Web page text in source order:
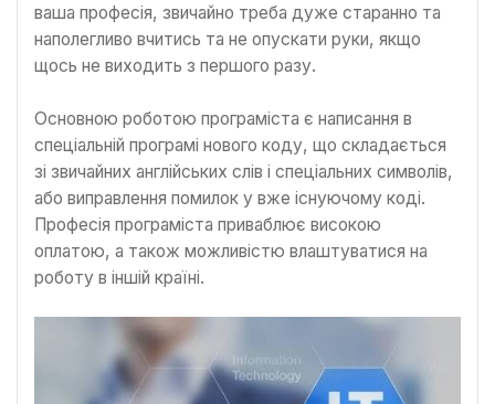
ваша професія, звичайно треба дуже старанно та
наполегливо вчитись та не опускати руки, якщо
щось не виходить з першого разу.
Основною роботою програміста є написання в
спеціальній програмі нового коду, що складається
зі звичайних англійських слів і спеціальних символів,
або виправлення помилок у вже існуючому коді.
Професія програміста приваблює високою
оплатою, а також можливістю влаштуватися на
роботу в іншій країні.